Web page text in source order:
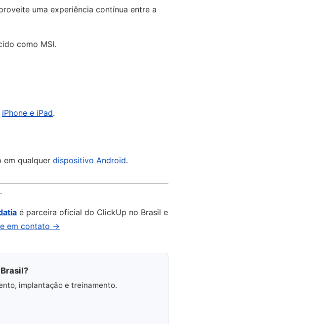
uma experiência contínua entre a
como MSI.
iPhone e iPad.
em qualquer dispositivo Android.
.
é parceira oficial do ClickUp no Brasil e
em contato →
implantação e treinamento.